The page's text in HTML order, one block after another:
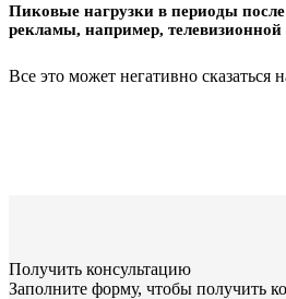
Пиковые нагрузки в периоды
рекламы, например, телевизионной
Все это может негативно
Получить консультацию
Заполните форму, чтобы получить